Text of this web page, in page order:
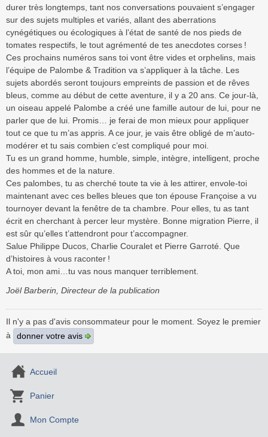
durer très longtemps, tant nos conversations pouvaient s’engager
sur des sujets multiples et variés, allant des aberrations
cynégétiques ou écologiques à l’état de santé de nos pieds de
tomates respectifs, le tout agrémenté de tes anecdotes corses !
Ces prochains numéros sans toi vont être vides et orphelins, mais
l’équipe de Palombe & Tradition va s’appliquer à la tâche. Les
sujets abordés seront toujours empreints de passion et de rêves
bleus, comme au début de cette aventure, il y a 20 ans. Ce jour-là,
un oiseau appelé Palombe a créé une famille autour de lui, pour ne
parler que de lui. Promis… je ferai de mon mieux pour appliquer
tout ce que tu m’as appris. A ce jour, je vais être obligé de m’auto-
modérer et tu sais combien c’est compliqué pour moi.
Tu es un grand homme, humble, simple, intègre, intelligent, proche
des hommes et de la nature.
Ces palombes, tu as cherché toute ta vie à les attirer, envole-toi
maintenant avec ces belles bleues que ton épouse Françoise a vu
tournoyer devant la fenêtre de ta chambre. Pour elles, tu as tant
écrit en cherchant à percer leur mystère. Bonne migration Pierre, il
est sûr qu’elles t’attendront pour t’accompagner.
Salue Philippe Ducos, Charlie Couralet et Pierre Garroté. Que
d’histoires à vous raconter !
A toi, mon ami…tu vas nous manquer terriblement.
Joël Barberin, Directeur de la publication
Il n'y a pas d'avis consommateur pour le moment. Soyez le premier
à
donner votre avis
Accueil
Panier
Mon Compte